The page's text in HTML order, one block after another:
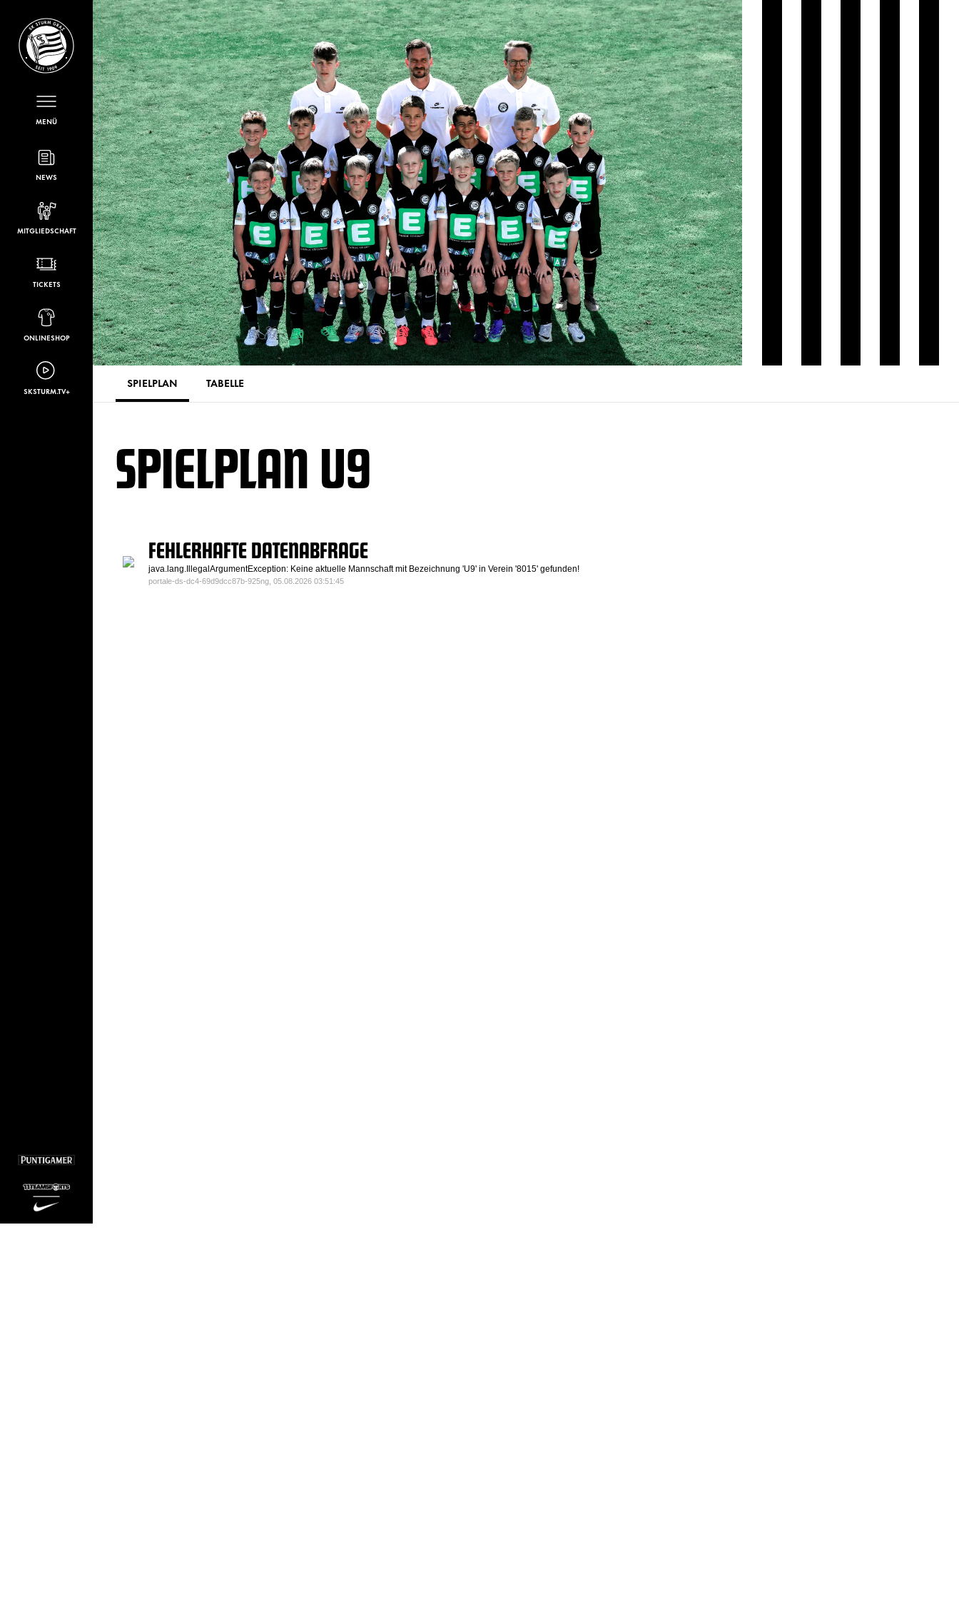
MENÜ
NEWS
MITGLIEDSCHAFT
TICKETS
ONLINESHOP
SKSTURM.TV+
SPIELPLAN TABELLE
SPIELPLAN U9
FEHLERHAFTE DATENABFRAGE
java.lang.IllegalArgumentException: Keine aktuelle Mannschaft mit Bezeichnung 'U9' in Verein '8015' gefunden!
portale-ds-dc4-69d9dcc87b-925ng, 05.08.2026 03:51:45